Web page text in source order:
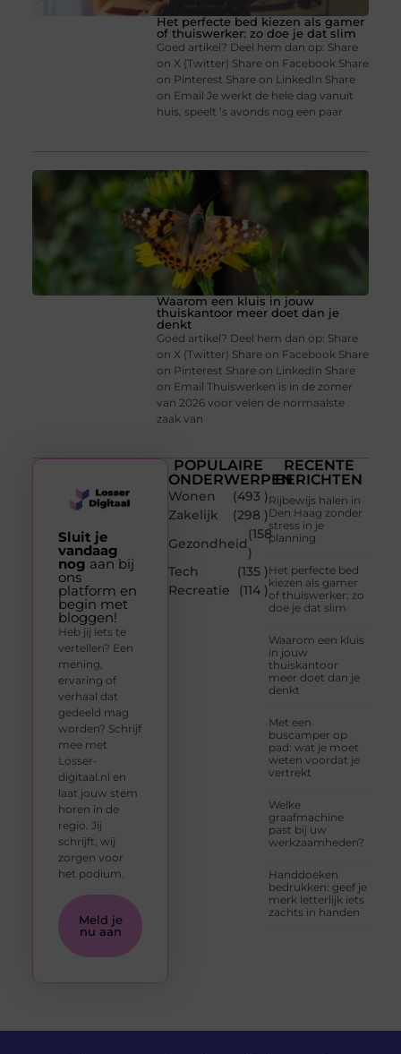
Het perfecte bed kiezen als gamer
of thuiswerker: zo doe je dat slim
Goed artikel? Deel hem dan op: Share
on X (Twitter) Share on Facebook Share
on Pinterest Share on LinkedIn Share
on Email Je werkt de hele dag vanuit
huis, speelt ’s avonds nog een paar
Waarom een kluis in jouw
thuiskantoor meer doet dan je
denkt
Goed artikel? Deel hem dan op: Share
on X (Twitter) Share on Facebook Share
on Pinterest Share on LinkedIn Share
on Email Thuiswerken is in de zomer
van 2026 voor velen de normaalste
zaak van
POPULAIRE
ONDERWERPEN
Wonen
(493 )
Zakelijk
(298 )
Gezondheid
(158
)
Tech
(135 )
Recreatie
(114 )
RECENTE
BERICHTEN
Rijbewijs halen in
Den Haag zonder
stress in je
planning
Het perfecte bed
kiezen als gamer
of thuiswerker: zo
doe je dat slim
Waarom een kluis
in jouw
thuiskantoor
meer doet dan je
denkt
Met een
buscamper op
pad: wat je moet
weten voordat je
vertrekt
Welke
graafmachine
past bij uw
werkzaamheden?
Handdoeken
bedrukken: geef je
merk letterlijk iets
zachts in handen
Sluit je
vandaag
nog aan bij
ons
platform en
begin met
bloggen!
Heb jij iets te
vertellen? Een
mening,
ervaring of
verhaal dat
gedeeld mag
worden? Schrijf
mee met
Losser-
digitaal.nl en
laat jouw stem
horen in de
regio. Jij
schrijft, wij
zorgen voor
het podium.
Meld je
nu aan